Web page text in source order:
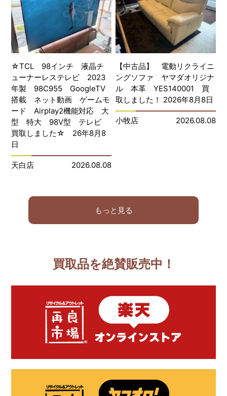
☆TCL 98インチ 液晶チ
ューナーレステレビ 2023
年製 98C955 GoogleTV
搭載 ネット動画 ゲームモ
ード Airplay2機能対応 大
型 特大 98V型 テレビ
買取しました☆ 26年8月8
日
天白店 2026.08.08
【中古品】 電動リクライニ
ングソファ ヤマダオリジナ
ル 本革 YES140001 買
取しました！ 2026年8月8日
小牧店 2026.08.08
もっと見る
買取品を絶賛販売中！